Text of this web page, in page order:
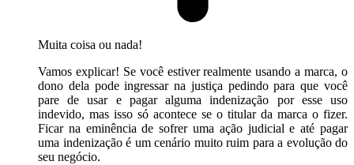
Muita coisa ou nada!
Vamos explicar! Se você estiver realmente usando a marca, o
dono dela pode ingressar na justiça pedindo para que você
pare de usar e pagar alguma indenização por esse uso
indevido, mas isso só acontece se o titular da marca o fizer.
Ficar na eminência de sofrer uma ação judicial e até pagar
uma indenização é um cenário muito ruim para a evolução do
seu negócio.